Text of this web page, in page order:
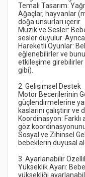
Temalı Tasarım:
Ağaçlar, hayvanlar
Müzik ve Sesler:
Hareketli Oyunlar:
eğlenebilirler ve
etkileşime girebilirler
Motor Becerilerinin
güçlendirmelerine
Koordinasyon:
Sosyal ve Zihinsel
Yükseklik Ayarı:
yüksekliği